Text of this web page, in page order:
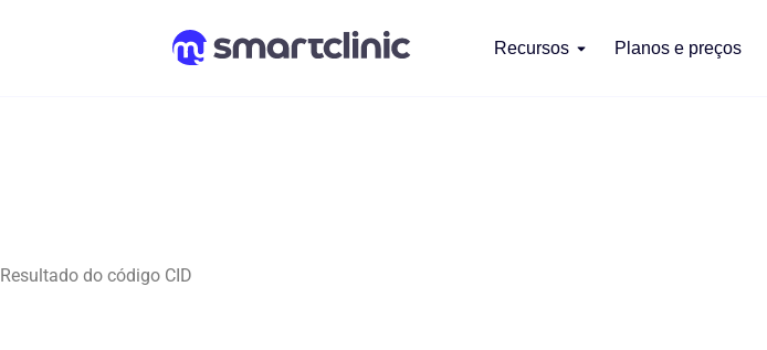
Recursos Planos e preços
Resultado do código CID